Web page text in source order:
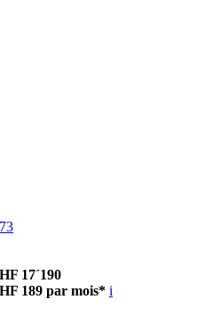
17´190
189 par mois* i